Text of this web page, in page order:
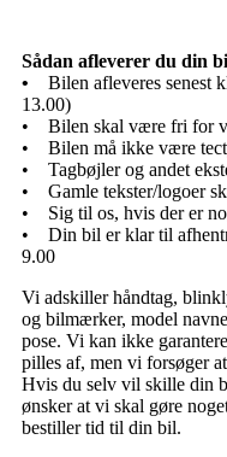
Sådan afleverer du din
• Bilen afleveres senest
13.00)
• Bilen skal være fri for
• Bilen må ikke være
• Tagbøjler og andet
• Gamle tekster/logoer
• Sig til os, hvis der er
• Din bil er klar til
9.00
Vi adskiller håndtag,
og bilmærker, model
pose. Vi kan ikke
pilles af, men vi forsøger
Hvis du selv vil skille din
ønsker at vi skal gøre
bestiller tid til din bil.